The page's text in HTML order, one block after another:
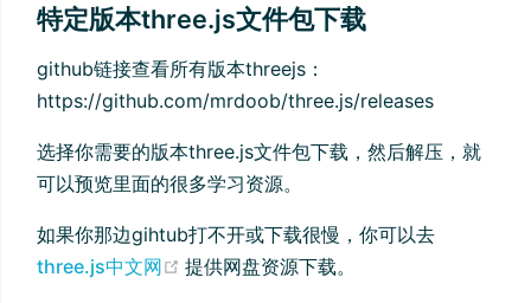
特定版本three.js文件包下载
github链接查看所有版本threejs：
https://github.com/mrdoob/three.js/releases
选择你需要的版本three.js文件包下载，然后解压，就
可以预览里面的很多学习资源。
如果你那边gihtub打不开或下载很慢，你可以去
three.js中文网
(opens new window)
提供网盘资源下载。